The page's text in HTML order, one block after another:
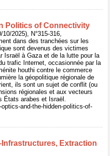
Politics of Connectivity
2025), N°315-316,
dans des tranchées sur les
sont devenus des victimes
Israël à Gaza et de la lutte pour la
trafic Internet, occasionnée par la
houthi contre le commerce
la géopolitique régionale de
ils sont un sujet de conflit (ou
régionales et aux vecteurs
États arabes et Israël.
and-the-hidden-politics-of-
Extraction